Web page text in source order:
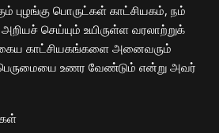
புழங்கு பொருட்கள் காட்சியகம், நம்
செய்யும் உயிருள்ள வரலாற்றுக்
காட்சியகங்களை அனைவரும்
பெருமையை உணர வேண்டும் என்று அவர்